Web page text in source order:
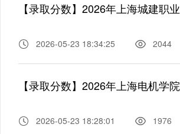
【录取分数】2026年上海城建职
2026-05-23 18:34:25 2044
【录取分数】2026年上海电机学
2026-05-23 18:28:01 1976